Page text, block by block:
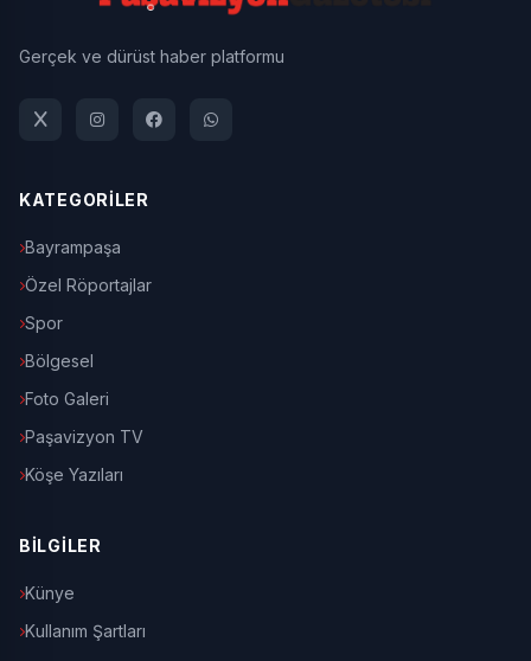
Gerçek ve dürüst haber platformu
KATEGORİLER
Bayrampaşa
Özel Röportajlar
Spor
Bölgesel
Foto Galeri
Paşavizyon TV
Köşe Yazıları
BİLGİLER
Künye
Kullanım Şartları